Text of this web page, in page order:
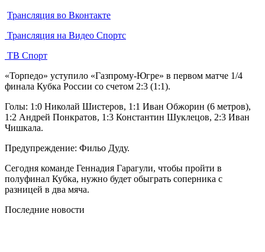
Трансляция во Вконтакте
Трансляция на Видео Спортс
ТВ Спорт
«Торпедо» уступило «Газпрому-Югре» в первом матче 1/4
финала Кубка России со счетом 2:3 (1:1).
Голы: 1:0 Николай Шистеров, 1:1 Иван Обжорин (6 метров),
1:2 Андрей Понкратов, 1:3 Константин Шуклецов, 2:3 Иван
Чишкала.
Предупреждение: Фильо Дуду.
Сегодня команде Геннадия Гарагули, чтобы пройти в
полуфинал Кубка, нужно будет обыграть соперника с
разницей в два мяча.
Последние новости